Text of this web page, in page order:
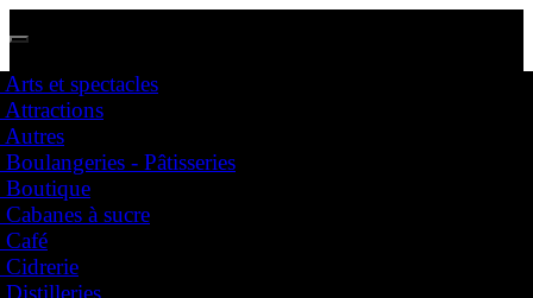
Arts et spectacles
Attractions
Autres
Boulangeries - Pâtisseries
Boutique
Cabanes à sucre
Café
Cidrerie
Distilleries
Nous avons des représentants partout au Québec !
Dites nous dans quelle région vous vous situez et prenez contact avec votre représentant
Festival
Arts et spectacles